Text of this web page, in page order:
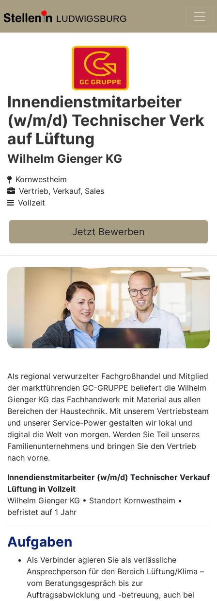
LUDWIGSBURG
Innendienstmitarbeiter
(w/m/d) Technischer Verk
auf Lüftung
Wilhelm Gienger KG
Kornwestheim
Vertrieb, Verkauf, Sales
Vollzeit
Jetzt Bewerben
Als regional verwurzelter Fachgroßhandel und Mitglied
der marktführenden GC-GRUPPE beliefert die Wilhelm
Gienger KG das Fachhandwerk mit Material aus allen
Bereichen der Haustechnik. Mit unserem Vertriebsteam
und unserer Service-Power gestalten wir lokal und
digital die Welt von morgen. Werden Sie Teil unseres
Familienunternehmens und bringen Sie den Vertrieb
nach vorne.
Innendienstmitarbeiter (w/m/d) Technischer Verkauf
Lüftung in Vollzeit
Wilhelm Gienger KG • Standort Kornwestheim •
befristet auf 1 Jahr
Aufgaben
Als Verbinder agieren Sie als verlässliche
Ansprechperson für den Bereich Lüftung/Klima –
vom Beratungsgespräch bis zur
Auftragsabwicklung und -betreuung, auch bei